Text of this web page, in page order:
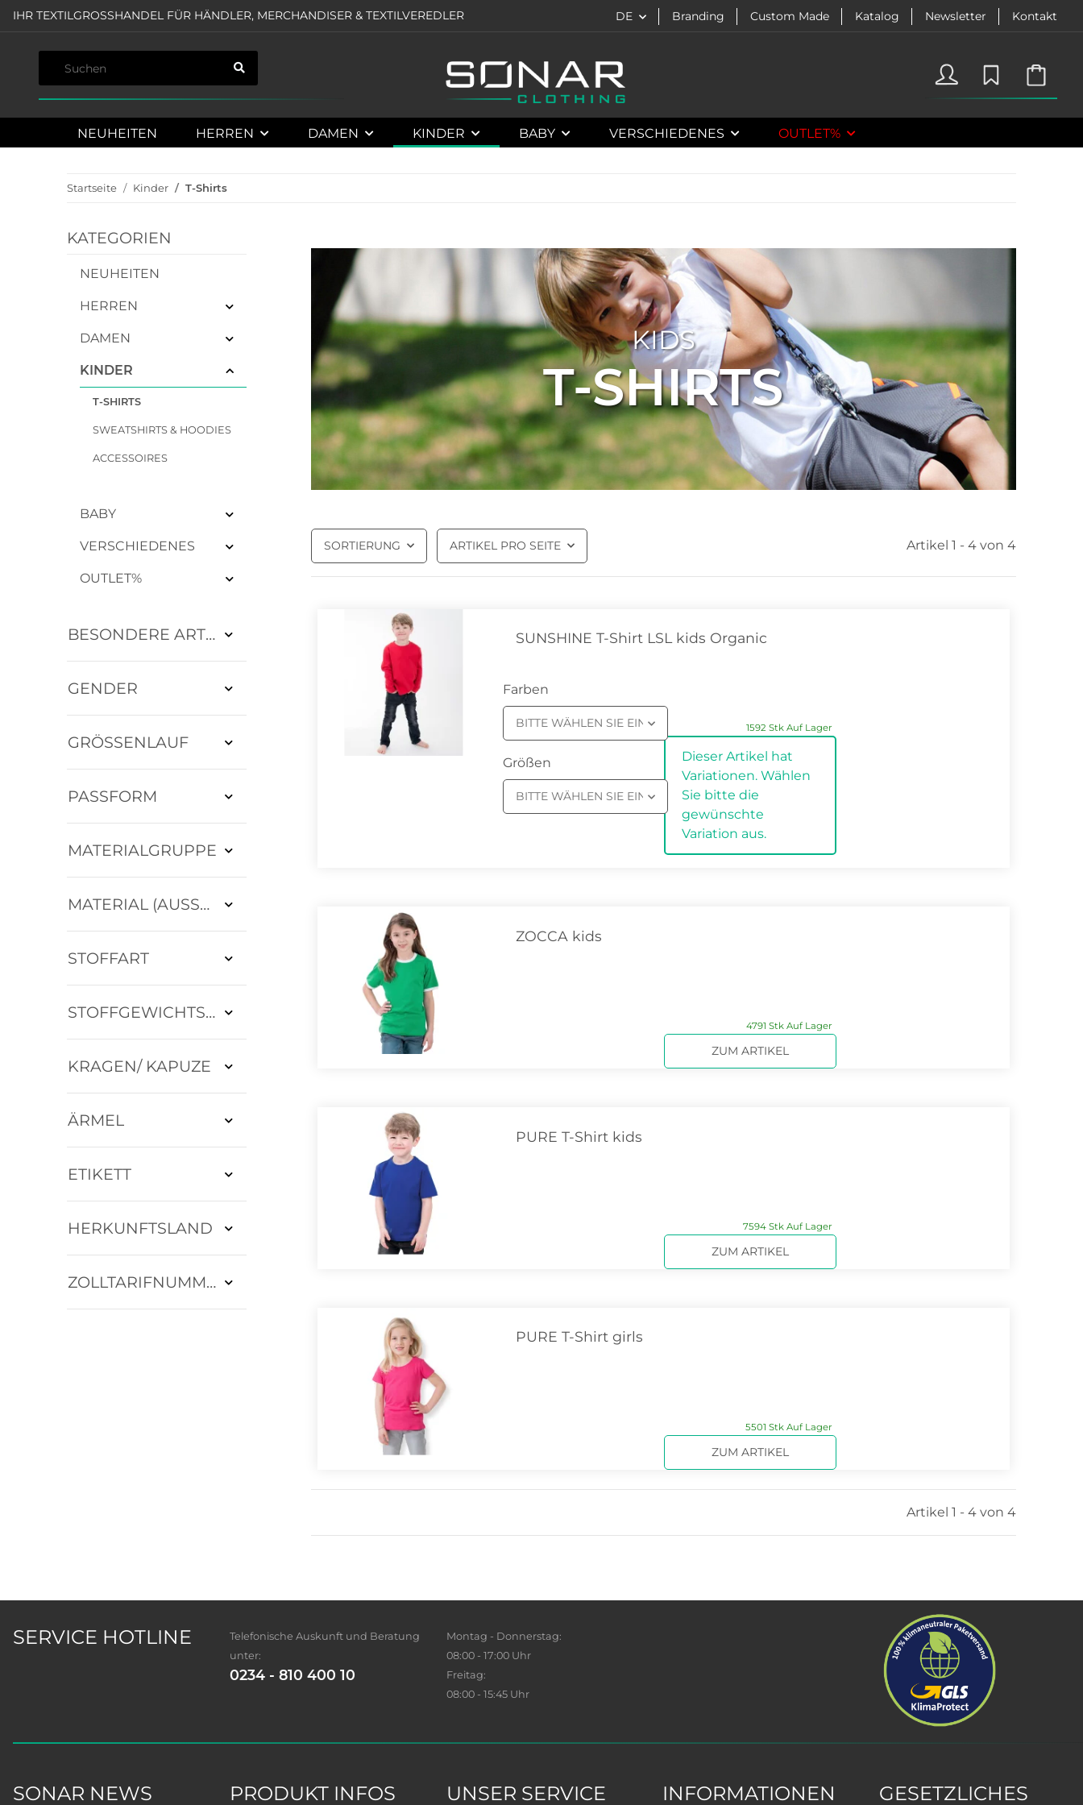
DE Branding Custom Made Katalog Newsletter Kontakt
IHR TEXTILGROSSHANDEL FÜR HÄNDLER, MERCHANDISER & TEXTILVEREDLER
NEUHEITEN HERREN DAMEN KINDER BABY VERSCHIEDENES OUTLET%
Startseite Kinder T-Shirts
KIDS
T-SHIRTS
SORTIERUNG ARTIKEL PRO SEITE Artikel 1 - 4 von 4
SUNSHINE T-Shirt LSL kids Organic
Farben
BITTE WÄHLEN SIE EINE VARIATION.
Größen
BITTE WÄHLEN SIE EINE VARIATION.
1592 Stk Auf Lager
x
Dieser Artikel hat
Variationen. Wählen
Sie bitte die
gewünschte
Variation aus.
ZOCCA kids
4791 Stk Auf Lager
ZUM ARTIKEL
PURE T-Shirt kids
7594 Stk Auf Lager
ZUM ARTIKEL
PURE T-Shirt girls
5501 Stk Auf Lager
ZUM ARTIKEL
Artikel 1 - 4 von 4
KATEGORIEN
NEUHEITEN
HERREN
DAMEN
KINDER
T-SHIRTS
SWEATSHIRTS & HOODIES
ACCESSOIRES
BABY
VERSCHIEDENES
OUTLET%
BESONDERE ARTIKEL
GENDER
GRÖSSENLAUF
PASSFORM
MATERIALGRUPPE
MATERIAL (AUSSEN)
STOFFART
STOFFGEWICHTSKLASSE
KRAGEN/ KAPUZE
ÄRMEL
ETIKETT
HERKUNFTSLAND
ZOLLTARIFNUMMER
SERVICE HOTLINE
Telefonische Auskunft und Beratung
unter:
0234 - 810 400 10
Montag - Donnerstag:
08:00 - 17:00 Uhr
Freitag:
08:00 - 15:45 Uhr
SONAR NEWS PRODUKT INFOS UNSER SERVICE INFORMATIONEN GESETZLICHES